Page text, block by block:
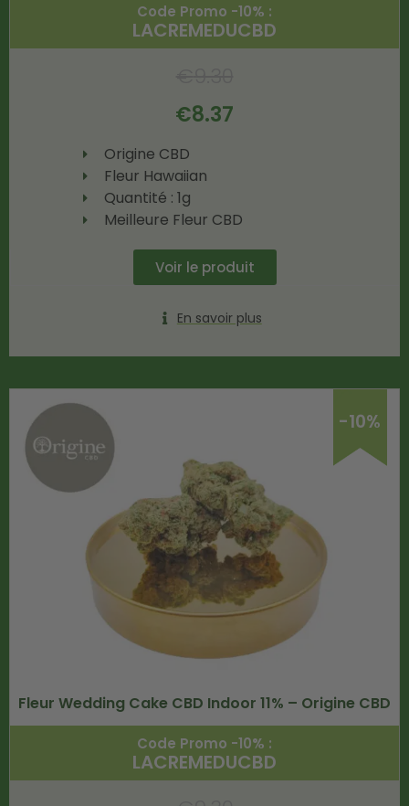
Code Promo -10% :
LACREMEDUCBD
€8.37
Origine CBD
Fleur Hawaiian
Quantité : 1g
Meilleure Fleur CBD
Voir le produit
En savoir plus
-10%
Fleur Wedding Cake CBD Indoor 11% – Origine CBD
Code Promo -10% :
LACREMEDUCBD